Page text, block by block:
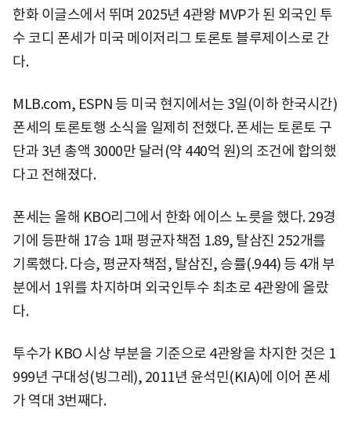
한화 이글스에서 뛰며 2025년 4관왕 MVP가 된 외국인 투
수 코디 폰세가 미국 메이저리그 토론토 블루제이스로 간
다.
MLB.com, ESPN 등 미국 현지에서는 3일(이하 한국시간)
폰세의 토론토행 소식을 일제히 전했다. 폰세는 토론토 구
단과 3년 총액 3000만 달러(약 440억 원)의 조건에 합의했
다고 전해졌다.
폰세는 올해 KBO리그에서 한화 에이스 노릇을 했다. 29경
기에 등판해 17승 1패 평균자책점 1.89, 탈삼진 252개를
기록했다. 다승, 평균자책점, 탈삼진, 승률(.944) 등 4개 부
분에서 1위를 차지하며 외국인투수 최초로 4관왕에 올랐
다.
투수가 KBO 시상 부분을 기준으로 4관왕을 차지한 것은 1
999년 구대성(빙그레), 2011년 윤석민(KIA)에 이어 폰세
가 역대 3번째다.